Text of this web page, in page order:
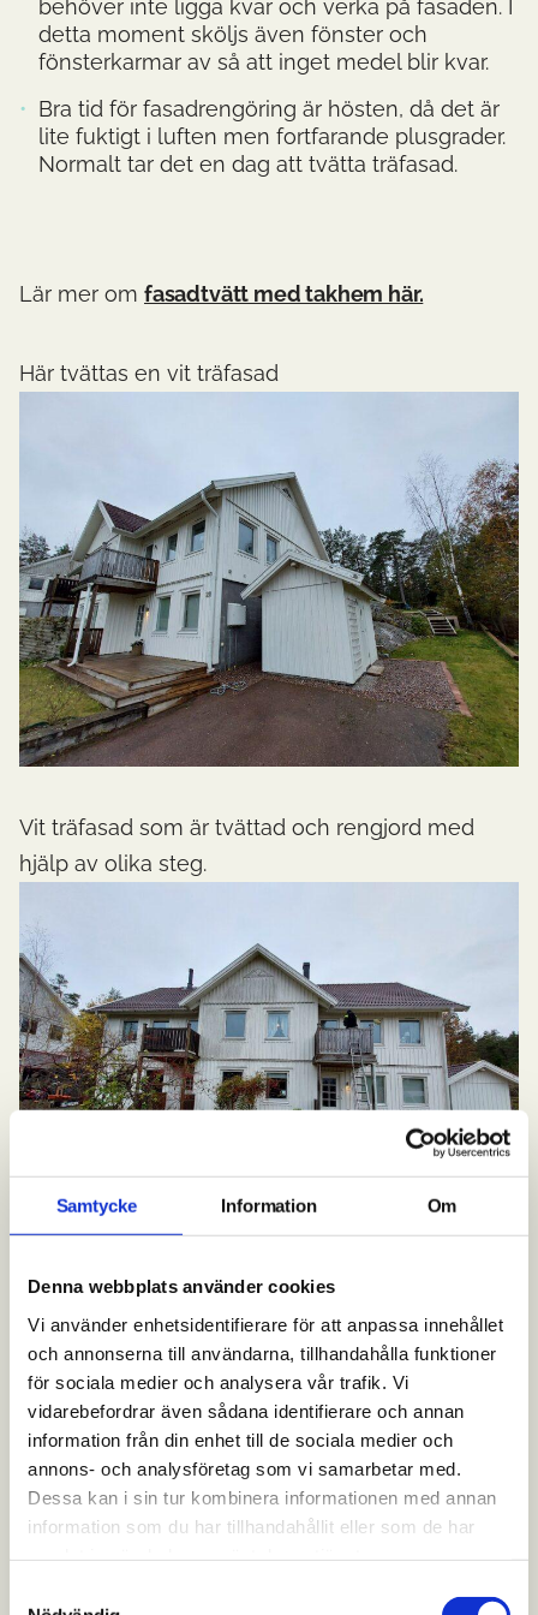
Samtycke Information Om
Denna webbplats använder cookies
Vi använder enhetsidentifierare för att anpassa innehållet
och annonserna till användarna, tillhandahålla funktioner
för sociala medier och analysera vår trafik. Vi
vidarebefordrar även sådana identifierare och annan
information från din enhet till de sociala medier och
annons- och analysföretag som vi samarbetar med.
Dessa kan i sin tur kombinera informationen med annan
information som du har tillhandahållit eller som de har
behöver inte ligga kvar och verka på fasaden. I
detta moment sköljs även fönster och
fönsterkarmar av så att inget medel blir kvar.
Bra tid för fasadrengöring är hösten, då det är
lite fuktigt i luften men fortfarande plusgrader.
Normalt tar det en dag att tvätta träfasad.
Lär mer om fasadtvätt med takhem här.
Här tvättas en vit träfasad
Vit träfasad som är tvättad och rengjord med
hjälp av olika steg.
Tvätta tegelfasad – samma
metodik
Det går att använda samma tillvägagångssätt när
man ska tvätta tegelfasad, det vill säga
schamponering och mjukt rinnande vatten.